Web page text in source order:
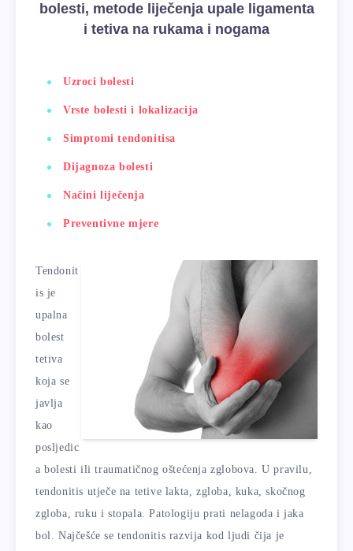
bolesti, metode liječenja upale ligamenta
i tetiva na rukama i nogama
Uzroci bolesti
Vrste bolesti i lokalizacija
Simptomi tendonitisa
Dijagnoza bolesti
Načini liječenja
Preventivne mjere
Tendonit
is je
upalna
bolest
tetiva
koja se
javlja
kao
posljedic
a bolesti ili traumatičnog oštećenja zglobova. U pravilu,
tendonitis utječe na tetive lakta, zgloba, kuka, skočnog
zgloba, ruku i stopala. Patologiju prati nelagoda i jaka
bol. Najčešće se tendonitis razvija kod ljudi čija je